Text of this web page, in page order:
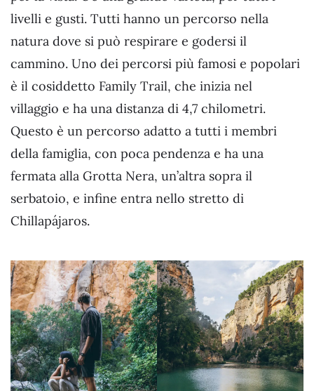
livelli e gusti. Tutti hanno un percorso nella
natura dove si può respirare e godersi il
cammino. Uno dei percorsi più famosi e popolari
è il cosiddetto Family Trail, che inizia nel
villaggio e ha una distanza di 4,7 chilometri.
Questo è un percorso adatto a tutti i membri
della famiglia, con poca pendenza e ha una
fermata alla Grotta Nera, un’altra sopra il
serbatoio, e infine entra nello stretto di
Chillapájaros.